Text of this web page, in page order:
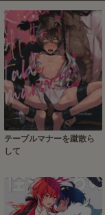
テーブルマナーを蹴散ら
して